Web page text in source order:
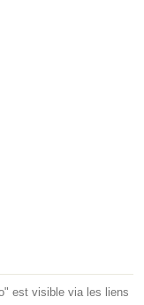
est visible via les liens